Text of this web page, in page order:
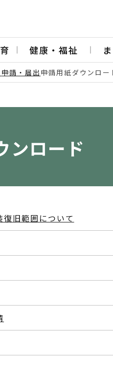
健康・福祉
申請・届出 申請用紙ダウンロー
ンロード
旧範囲について